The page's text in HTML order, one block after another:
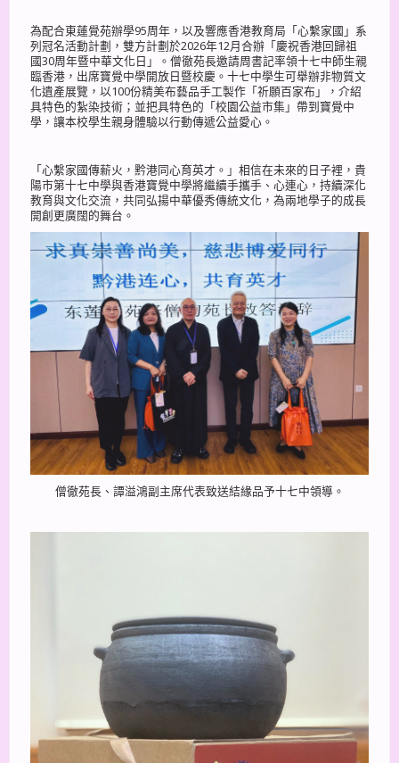
為配合東蓮覺苑辦學95周年，以及響應香港教育局「心繫家國」系
列冠名活動計劃，雙方計劃於2026年12月合辦「慶祝香港回歸祖
國30周年暨中華文化日」。僧徹苑長邀請周書記率領十七中師生親
臨香港，出席寶覺中學開放日暨校慶。十七中學生可舉辦非物質文
化遺產展覽，以100份精美布藝品手工製作「祈願百家布」，介紹
具特色的紮染技術；並把具特色的「校園公益市集」帶到寶覺中
學，讓本校學生親身體驗以行動傳遞公益愛心。
「心繫家國傳薪火，黔港同心育英才。」相信在未來的日子裡，貴
陽市第十七中學與香港寶覺中學將繼續手攜手、心連心，持續深化
教育與文化交流，共同弘揚中華優秀傳統文化，為兩地學子的成長
開創更廣闊的舞台。
僧徹苑長、譚溢鴻副主席代表致送結緣品予十七中領導。